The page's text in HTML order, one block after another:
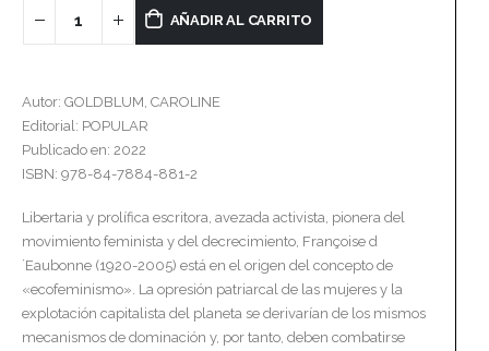
AÑADIR AL CARRITO
Autor: GOLDBLUM, CAROLINE
Editorial: POPULAR
Publicado en: 2022
ISBN: 978-84-7884-881-2
Libertaria y prolífica escritora, avezada activista, pionera del
movimiento feminista y del decrecimiento, Françoise d
´Eaubonne (1920-2005) está en el origen del concepto de
«ecofeminismo». La opresión patriarcal de las mujeres y la
explotación capitalista del planeta se derivarían de los mismos
mecanismos de dominación y, por tanto, deben combatirse